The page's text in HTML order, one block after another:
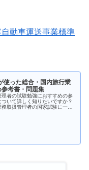
動車運送事業標準
使った総合・国内旅行業
考書・問題集
者の試験勉強におすすめの参
いて詳しく知りたいですか？
取扱管理者の国家試験に一発